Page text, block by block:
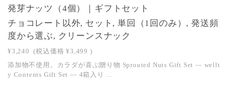
NEW
発芽ナッツ（4個）｜ギフトセット
チョコレート以外, セット, 単回（1回のみ）, 発送頻
度から選ぶ, クリーンスナック
¥3,240 (税込価格 ¥3,499 )
添加物不使用。カラダが喜ぶ贈り物 Sprouted Nuts Gift Set — wellt
y Contents Gift Set — 4箱入り ...